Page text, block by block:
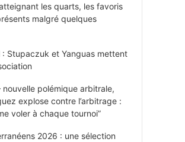
les quarts, les favoris
malgré quelques
: Stupaczuk et Yanguas mettent
nouvelle polémique arbitrale,
explose contre l’arbitrage :
voler à chaque tournoi”
2026 : une sélection